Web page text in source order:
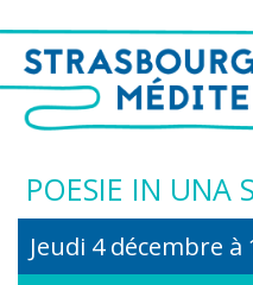
POESIE IN UNA
Jeudi 4 décembre à